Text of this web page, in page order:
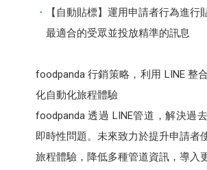
【自動貼標】運用申請者行為進行
最適合的受眾並投放精準的訊息
foodpanda 行銷策略，利用 LINE 整
化自動化旅程體驗
foodpanda 透過 LINE管道，解決過
即時性問題。未來致力於提升申請者
旅程體驗，降低多種管道資訊，導入